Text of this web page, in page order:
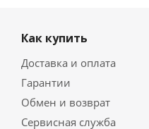
Schaub Lorenz
Siemens
Smeg
Teka
Как купить
Доставка и оплата
Гарантии
Обмен и возврат
Сервисная служба